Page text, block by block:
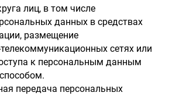
лиц, в том числе
данных в средствах
размещение
сетях или
к персональным данным
передача персональных